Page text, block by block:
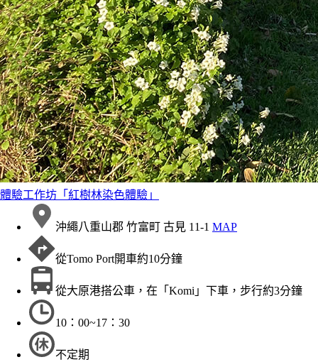
體驗工作坊「紅樹林染色體驗」
沖繩八重山郡 竹富町 古見 11-1 MAP
從Tomo Port開車約10分鐘
從大原港搭公車，在「Komi」下車，步行約3分鐘
10：00~17：30
不定期